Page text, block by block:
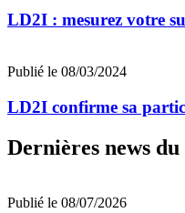
LD2I : mesurez votre
Publié le 08/03/2024
LD2I confirme sa
Dernières news du
Publié le 08/07/2026